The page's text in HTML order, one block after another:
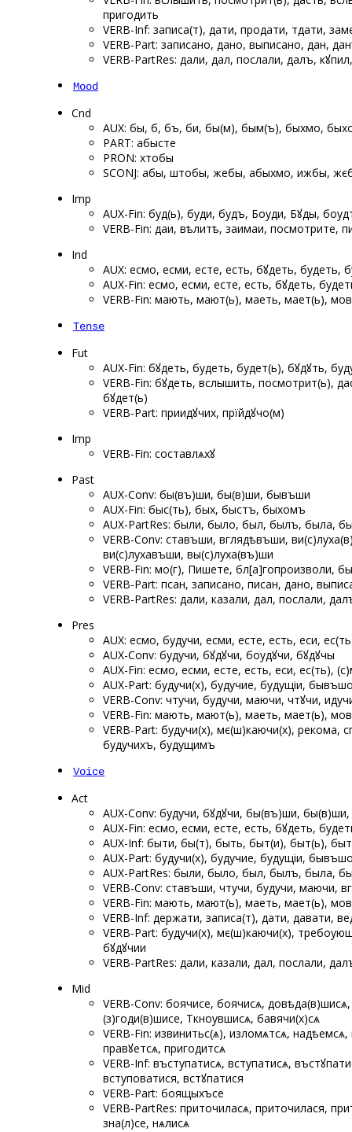
пригодить
VERB-Inf: записа(т), дати, продати, ѡтдати,
VERB-Part: записано, дано, выписано, дан,
VERB-PartRes: дали, дал, послали, далъ,
Mood
Cnd
AUX: бы, б, бъ, би, бы(м), бым(ъ), быхмо,
PART: абысте
PRON: хтобы
SCONJ: абы, штобы, жебы, абыхмо, ижбы,
Imp
AUX-Fin: буд(ь), буди, будъ, Боуди, Бꙋды,
VERB-Fin: даи, вѣлитѣ, заимаи,
Ind
AUX: есмо, есми, есте, есть, бꙋдеть, будеть,
AUX-Fin: есмо, есми, есте, есть, бꙋдеть,
VERB-Fin: мають, мают(ь), маеть, мает(ь),
Tense
Fut
AUX-Fin: бꙋдеть, будеть, будет(ь), бꙋдꙋть,
VERB-Fin: бꙋдеть, вслышить, посмотрит(ь),
бꙋдет(ь)
VERB-Part: приидꙋчих, прїйдꙋчо(м)
Imp
VERB-Fin: составлѧхꙋ
Past
AUX-Conv: бы(въ)ши, бы(в)ши, бывъши
AUX-Fin: быс(ть), бых, быстъ, быхомъ
AUX-PartRes: были, было, был, былъ, была,
VERB-Conv: ставъши, вглядѣвъши,
ви(с)лухавъши, вы(с)луха(въ)ши
VERB-Fin: мо(г), Пишете, бл[а]гопроизволи,
VERB-Part: псан, записано, писан, дано,
VERB-PartRes: дали, казали, дал, послали,
Pres
AUX: есмо, будучи, есми, есте, есть, еси,
AUX-Conv: будучи, бꙋдꙋчи, боудꙋчи, бꙋдꙋчы
AUX-Fin: есмо, есми, есте, есть, еси, ес(ть),
AUX-Part: будучи(х), будучие, будущіи,
VERB-Conv: чтучи, будучи, маючи, чтꙋчи,
VERB-Fin: мають, мают(ь), маеть, мает(ь),
VERB-Part: будучи(х), мє(ш)каючи(х),
будучихъ, будущимъ
Voice
Act
AUX-Conv: будучи, бꙋдꙋчи, бы(въ)ши,
AUX-Fin: есмо, есми, есте, есть, бꙋдеть,
AUX-Inf: быти, бы(т), быть, быт(и), быт(ь),
AUX-Part: будучи(х), будучие, будущіи,
AUX-PartRes: были, было, был, былъ, была,
VERB-Conv: ставъши, чтучи, будучи, маючи,
VERB-Fin: мають, мают(ь), маеть, мает(ь),
VERB-Inf: держати, записа(т), дати, давати,
VERB-Part: будучи(х), мє(ш)каючи(х),
бꙋдꙋчии
VERB-PartRes: дали, казали, дал, послали,
Mid
VERB-Conv: боячисе, боячисѧ,
(з)годи(в)шисе, Ткноувшисѧ, бавячи(х)сѧ
VERB-Fin: извинитьс(ѧ), изломѧтсѧ,
правꙋетсѧ, пригодитсѧ
VERB-Inf: въступатисѧ, вступатисѧ,
вступоватися, встꙋпатися
VERB-Part: боящыхъсе
VERB-PartRes: приточиласѧ, приточилася,
зна(л)се, нѧлисѧ